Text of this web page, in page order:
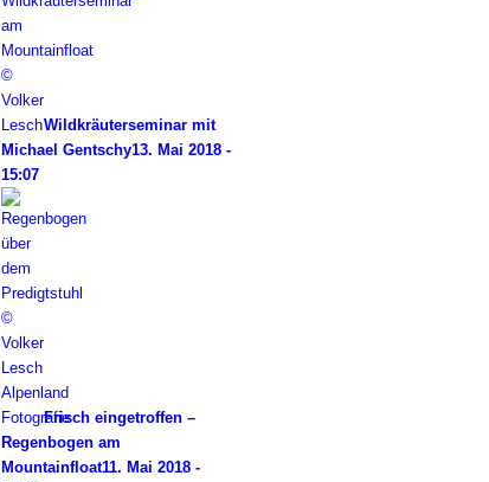
Wildkräuterseminar mit
Michael Gentschy13. Mai 2018 -
15:07
Frisch eingetroffen –
Regenbogen am
Mountainfloat11. Mai 2018 -